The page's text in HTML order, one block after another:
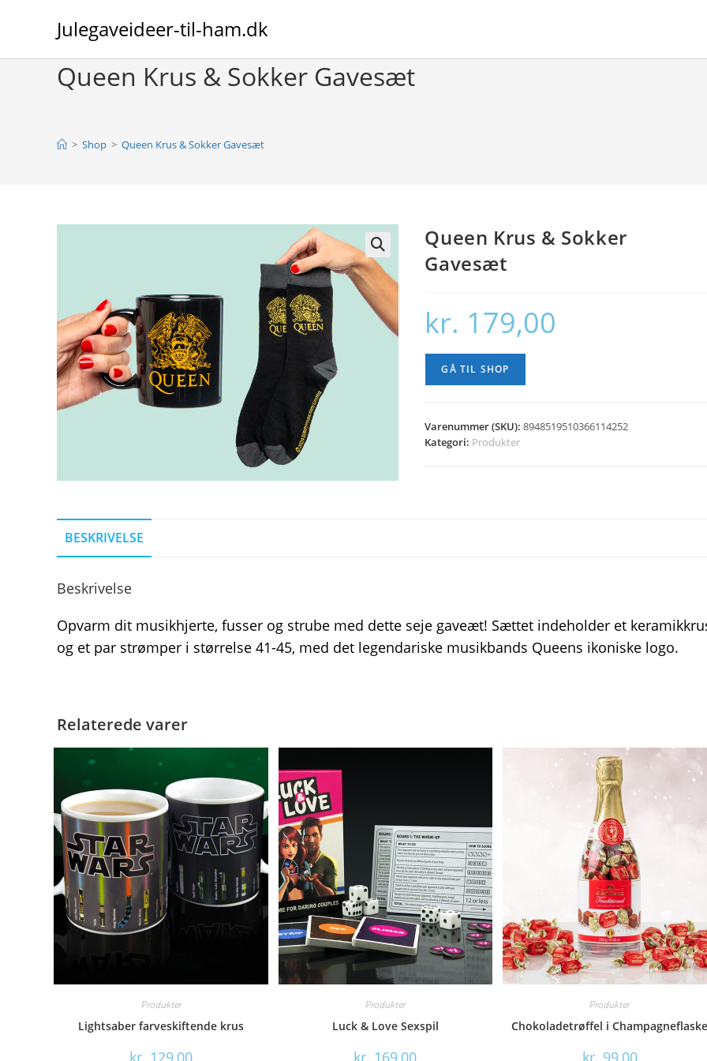
Julegaveideer-til-ham.dk
Queen Krus & Sokker Gavesæt
> Shop > Queen Krus & Sokker Gavesæt
🔍
Queen Krus & Sokker
Gavesæt
kr. 179,00
GÅ TIL SHOP
Varenummer (SKU):8948519510366114252
Kategori: Produkter
BESKRIVELSE
Beskrivelse
Opvarm dit musikhjerte, fusser og strube med dette seje gaveæt! Sættet indeholder et
og et par strømper i størrelse 41-45, med det legendariske musikbands Queens ikoniske logo.
Relaterede varer
Produkter
Lightsaber farveskiftende krus
kr. 129,00
Produkter
Luck & Love Sexspil
kr. 169,00
Produkter
Chokoladetrøffel i
kr. 99,00